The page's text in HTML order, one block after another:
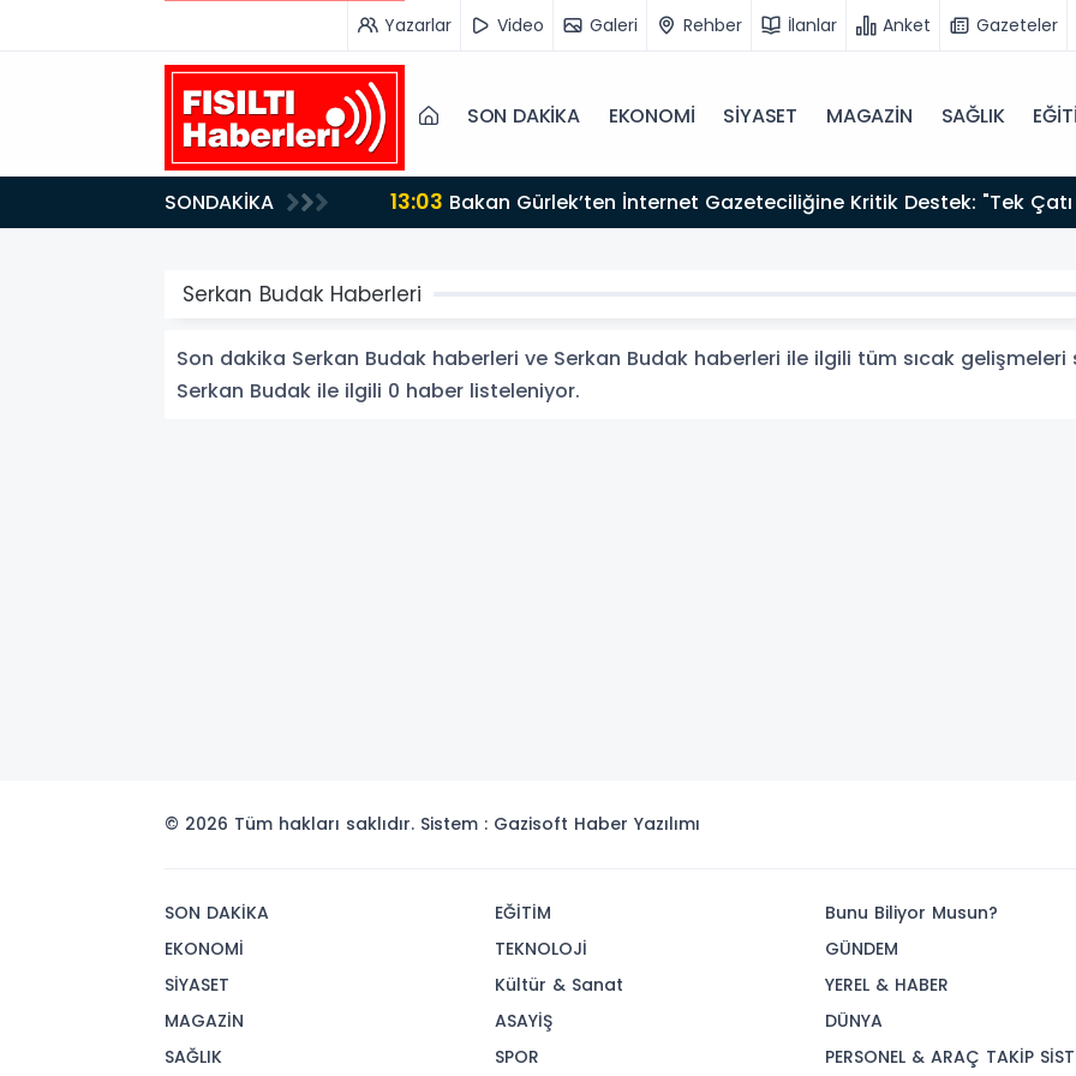
Yazarlar Video Galeri Rehber İlanlar Anket Gazeteler
SON DAKİKA EKONOMİ SİYASET MAGAZİN SAĞLIK
SONDAKİKA 13:03
Düzenlemeye Hazırız"
Serkan Budak Haberleri
Son dakika Serkan Budak haberleri ve Serkan Budak haberleri ile ilgili tüm sıcak
Serkan Budak ile ilgili 0 haber listeleniyor.
© 2026 Tüm hakları saklıdır. Sistem : Gazisoft Haber Yazılımı
SON DAKİKA
EKONOMİ
SİYASET
MAGAZİN
SAĞLIK
EĞİTİM
TEKNOLOJİ
Kültür & Sanat
ASAYİŞ
SPOR
Bunu Biliyor Musun?
GÜNDEM
YEREL & HABER
DÜNYA
PERSONEL & ARAÇ TAKİP